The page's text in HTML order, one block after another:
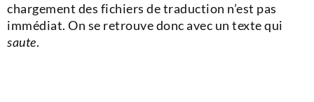
chargement des fichiers de traduction n’est pas
immédiat. On se retrouve donc avec un texte qui
saute.